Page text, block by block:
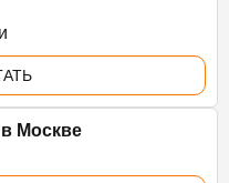
Москве